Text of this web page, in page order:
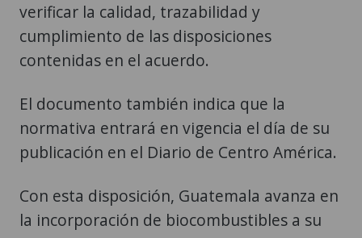
verificar la calidad, trazabilidad y
cumplimiento de las disposiciones
contenidas en el acuerdo.
El documento también indica que la
normativa entrará en vigencia el día de su
publicación en el Diario de Centro América.
Con esta disposición, Guatemala avanza en
la incorporación de biocombustibles a su